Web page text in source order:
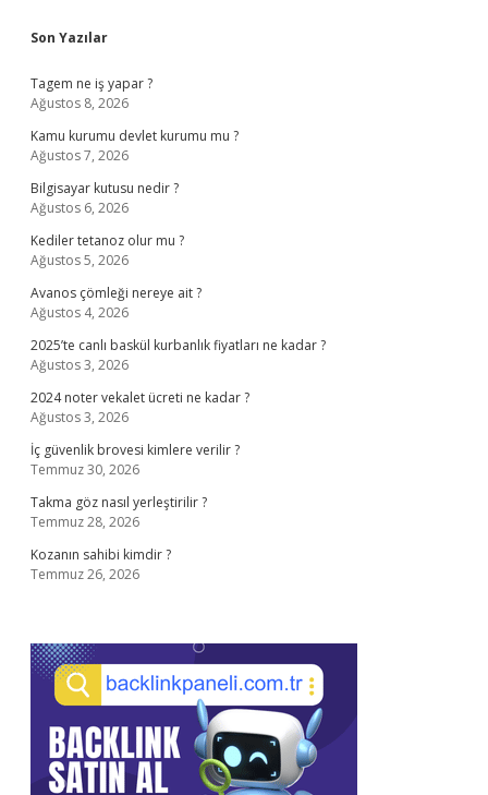
Sidebar
Son Yazılar
Tagem ne iş yapar ?
Ağustos 8, 2026
Kamu kurumu devlet kurumu mu ?
Ağustos 7, 2026
Bilgisayar kutusu nedir ?
Ağustos 6, 2026
Kediler tetanoz olur mu ?
Ağustos 5, 2026
Avanos çömleği nereye ait ?
Ağustos 4, 2026
2025’te canlı baskül kurbanlık fiyatları ne kadar ?
Ağustos 3, 2026
2024 noter vekalet ücreti ne kadar ?
Ağustos 3, 2026
İç güvenlik brovesi kimlere verilir ?
Temmuz 30, 2026
Takma göz nasıl yerleştirilir ?
Temmuz 28, 2026
Kozanın sahibi kimdir ?
Temmuz 26, 2026